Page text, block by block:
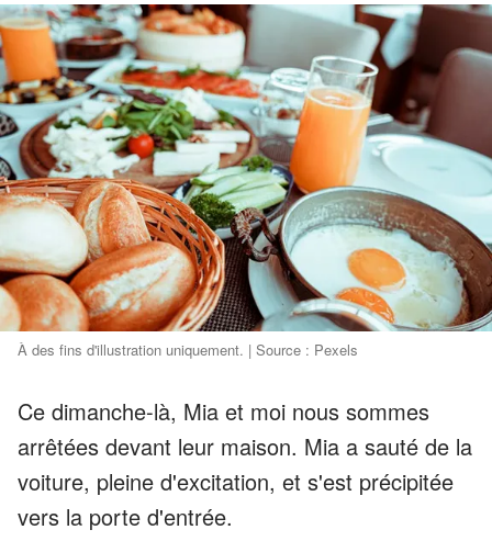
À des fins d'illustration uniquement. | Source : Pexels
Ce dimanche-là, Mia et moi nous sommes
arrêtées devant leur maison. Mia a sauté de la
voiture, pleine d'excitation, et s'est précipitée
vers la porte d'entrée.